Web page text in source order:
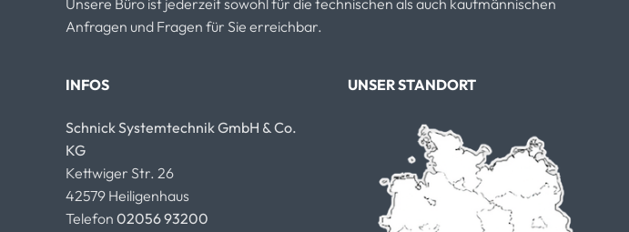
Unsere Büro ist jederzeit sowohl für die technischen als auch kaufmännischen
Anfragen und Fragen für Sie erreichbar.
INFOS
Schnick Systemtechnik GmbH & Co.
KG
Kettwiger Str. 26
42579 Heiligenhaus
Telefon 02056 93200
UNSER STANDORT